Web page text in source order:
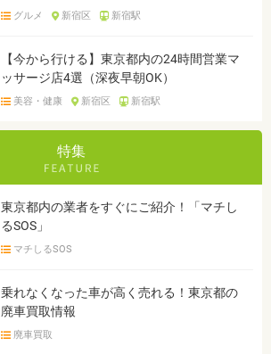
グルメ 新宿区 新宿駅
【今から行ける】東京都内の24時間営業マ
ッサージ店4選（深夜早朝OK）
美容・健康 新宿区 新宿駅
特集
東京都内の業者をすぐにご紹介！「マチし
るSOS」
マチしるSOS
乗れなくなった車が高く売れる！東京都の
廃車買取情報
廃車買取